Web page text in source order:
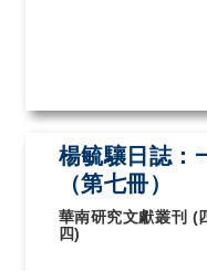
楊毓驤日誌：
（第七冊）
華南研究文獻叢刊 (
四)